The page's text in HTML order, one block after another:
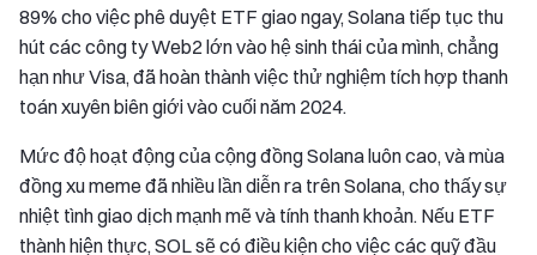
89% cho việc phê duyệt ETF giao ngay, Solana tiếp tục thu
hút các công ty Web2 lớn vào hệ sinh thái của mình, chẳng
hạn như Visa, đã hoàn thành việc thử nghiệm tích hợp thanh
toán xuyên biên giới vào cuối năm 2024.
Mức độ hoạt động của cộng đồng Solana luôn cao, và mùa
đồng xu meme đã nhiều lần diễn ra trên Solana, cho thấy sự
nhiệt tình giao dịch mạnh mẽ và tính thanh khoản. Nếu ETF
thành hiện thực, SOL sẽ có điều kiện cho việc các quỹ đầu